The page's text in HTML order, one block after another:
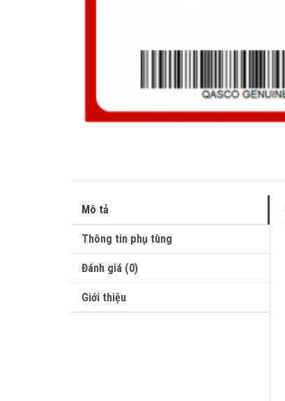
Mô tả
Thông tin phụ tùng
Đánh giá (0)
Giới thiệu